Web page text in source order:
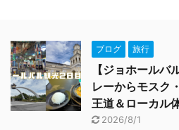
ブログ 旅行
【ジョホールバ
レーからモスク
王道＆ローカル
2026/8/1